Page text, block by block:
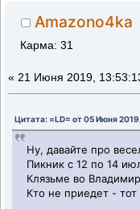
Amazono4ka
Карма: 31
« 21 Июня 2019,
Цитата: =LD= от 05 Июня
Ну, давайте про
Пикник с 12 по 14
Клязьме во
Кто не приедет - тот